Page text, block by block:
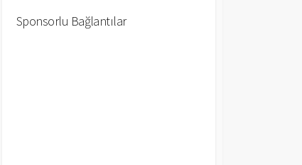
Sponsorlu Bağlantılar